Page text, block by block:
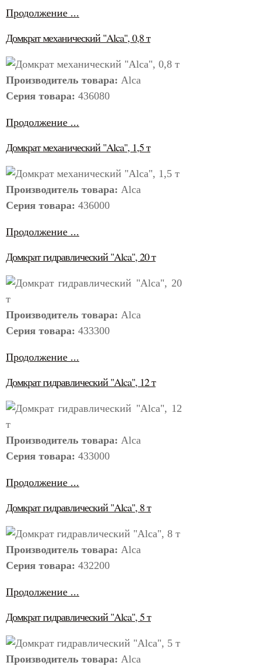
Продолжение ...
Домкрат механический "Alca", 0,8 т
Производитель товара: Alca
Серия товара: 436080
Продолжение ...
Домкрат механический "Alca", 1,5 т
Производитель товара: Alca
Серия товара: 436000
Продолжение ...
Домкрат гидравлический "Alca", 20 т
Производитель товара: Alca
Серия товара: 433300
Продолжение ...
Домкрат гидравлический "Alca", 12 т
Производитель товара: Alca
Серия товара: 433000
Продолжение ...
Домкрат гидравлический "Alca", 8 т
Производитель товара: Alca
Серия товара: 432200
Продолжение ...
Домкрат гидравлический "Alca", 5 т
Производитель товара: Alca